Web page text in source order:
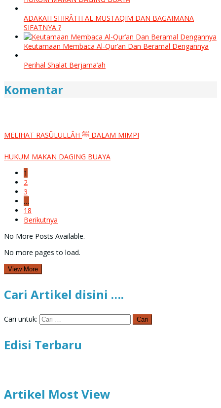
ADAKAH SHIRÂTH AL MUSTAQIM DAN BAGAIMANA
SIFATNYA ?
Keutamaan Membaca Al-Qur’an Dan Beramal Dengannya
Perihal Shalat Berjama’ah
Komentar
MELIHAT RASÛLULLÂH ﷺ DALAM MIMPI
HUKUM MAKAN DAGING BUAYA
1
2
3
…
18
Berikutnya
No More Posts Available.
No more pages to load.
View More
Cari Artikel disini ….
Cari untuk:
Edisi Terbaru
Artikel Most View